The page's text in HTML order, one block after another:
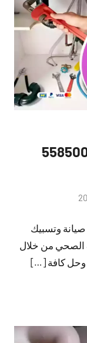
الاندلس 55850065
تعليقاتوتسبيك
الصحي من خلال
وحل كافة […]